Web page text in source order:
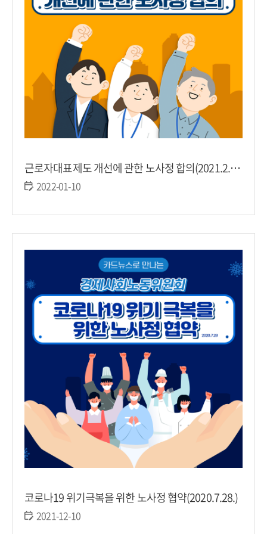
근로자대표제도 개선에 관한 노사정 합의(2021.2.19.)
2022-01-10
코로나19 위기극복을 위한 노사정 협약(2020.7.28.)
2021-12-10